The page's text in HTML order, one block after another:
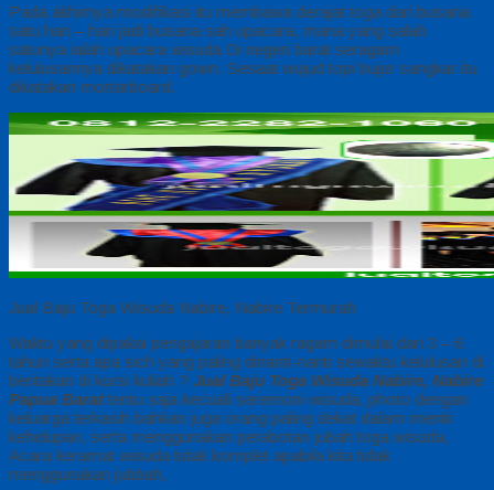
Pada akhirnya modifikasi itu membawa derajat toga dari busana
satu hari – hari jadi busana sah upacara, mana yang salah
satunya ialah upacara wisuda Di negeri barat seragam
kelulusannya dikatakan gown. Sesaat wujud topi bujur sangkar itu
dikatakan mortarboard.
Jual Baju Toga Wisuda Nabire, Nabire Termurah
Waktu yang dipakai pengajaran banyak ragam dimulai dari 3 – 6
tahun serta apa sich yang paling dinanti-nanti sewaktu kelulusan di
beritakan di kursi kuliah ? Jual Baju Toga Wisuda Nabire, Nabire
Papua Barattentu saja kecuali seremoni wisuda, photo dengan
keluarga terkasih bahkan juga orang paling dekat dalam meniti
kehidupan, serta menggunakan perabotan jubah toga wisuda,
Acara keramat wisuda tidak komplet apabila kita tidak
menggunakan jubbah,